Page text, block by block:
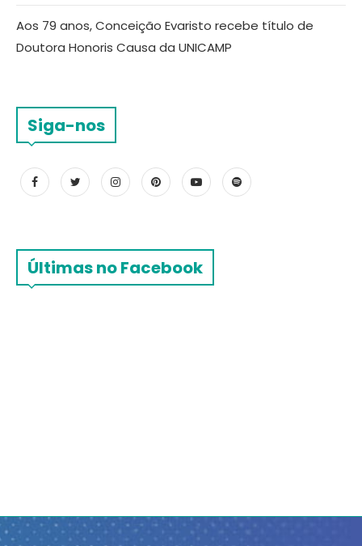
Aos 79 anos, Conceição Evaristo recebe título de
Doutora Honoris Causa da UNICAMP
Siga-nos
Últimas no Facebook